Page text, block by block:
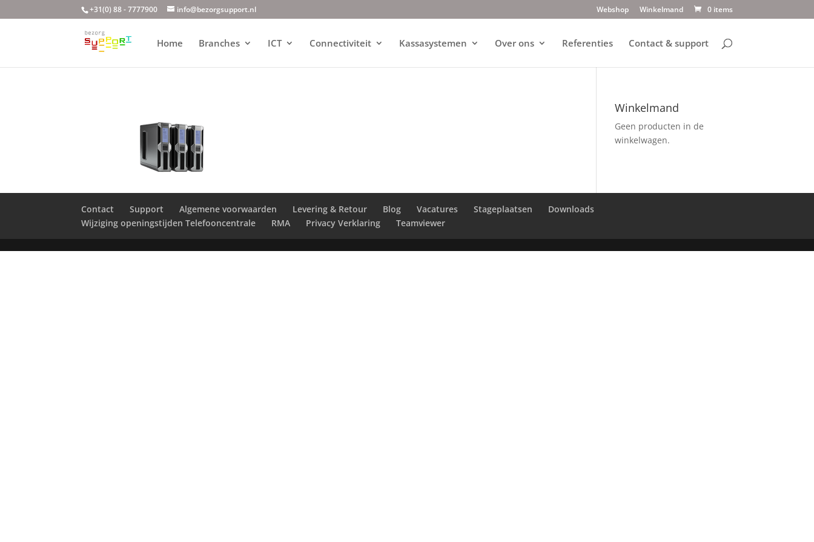
+31(0) 88 - 7777900 info@bezorgsupport.nl Webshop Winkelmand 0 items
Home Branches ICT Connectiviteit Kassasystemen Over ons Referenties Contact & support
Winkelmand
Geen producten in de
winkelwagen.
Contact Support Algemene voorwaarden Levering & Retour Blog Vacatures Stageplaatsen
Downloads
Wijziging openingstijden Telefooncentrale
RMA Privacy Verklaring Teamviewer